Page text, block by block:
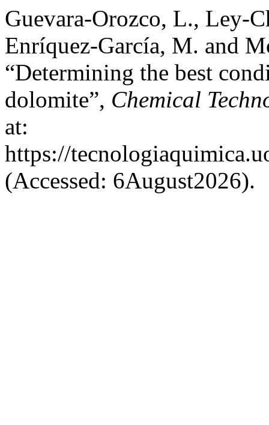
Guevara-Orozco, L., Ley-
Enríquez-García, M. and
“Determining the best
dolomite”, Chemical
at:
https://
(Accessed: 6August2026).